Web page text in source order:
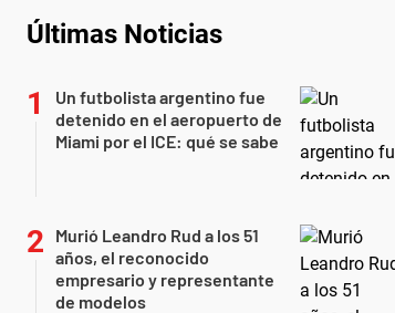
Últimas Noticias
Un futbolista argentino fue
detenido en el aeropuerto de
Miami por el ICE: qué se sabe
Murió Leandro Rud a los 51
años, el reconocido
empresario y representante
de modelos